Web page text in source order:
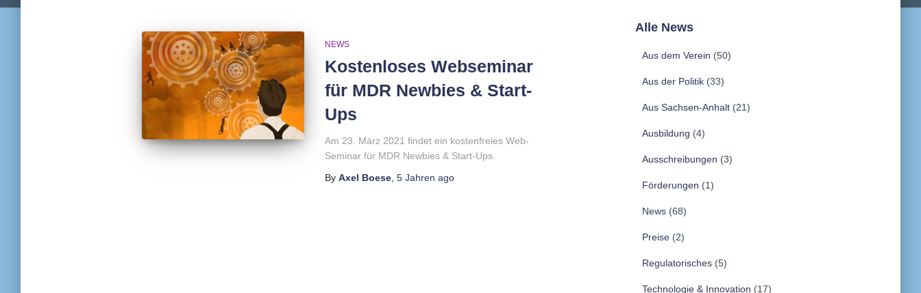
NEWS
Kostenloses Webseminar
für MDR Newbies & Start-
Ups
Am 23. März 2021 findet ein kostenfreies Web-
Seminar für MDR Newbies & Start-Ups.
By Axel Boese, 5 Jahren ago
Alle News
Aus dem Verein (50)
Aus der Politik(33)
Aus Sachsen-Anhalt(21)
Ausbildung (4)
Ausschreibungen (3)
Förderungen (1)
News(68)
Preise(2)
Regulatorisches(5)
Technologie & Innovation (17)